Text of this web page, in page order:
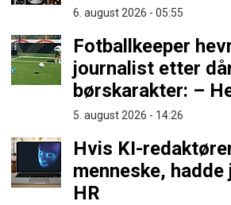
6. august 2026 - 05:55
Fotballkeeper
journalist etter
børskarakter: –
5. august 2026 - 14:26
Hvis KI-
menneske, hadde
HR